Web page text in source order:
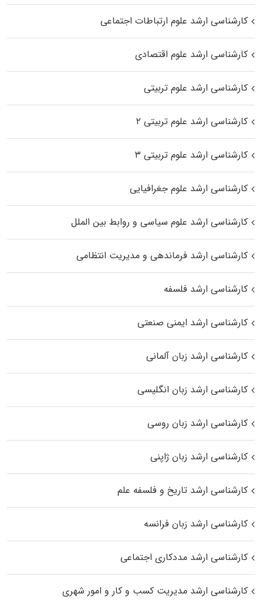
کارشناسی ارشد علوم ارتباطات اجتماعی
کارشناسی ارشد علوم اقتصادی
کارشناسی ارشد علوم تربیتی
کارشناسی ارشد علوم تربیتی ۲
کارشناسی ارشد علوم تربیتی ۳
کارشناسی ارشد علوم جغرافیایی
کارشناسی ارشد علوم سیاسی و روابط بین الملل
کارشناسی ارشد فرماندهی و مدیریت انتظامی
کارشناسی ارشد فلسفه
کارشناسی ارشد ایمنی صنعتی
کارشناسی ارشد زبان آلمانی
کارشناسی ارشد زبان انگلیسی
کارشناسی ارشد زبان روسی
کارشناسی ارشد زبان ژاپنی
کارشناسی ارشد تاریخ و فلسفه علم
کارشناسی ارشد زبان فرانسه
کارشناسی ارشد مددکاری اجتماعی
کارشناسی ارشد مدیریت کسب و کار و امور شهری